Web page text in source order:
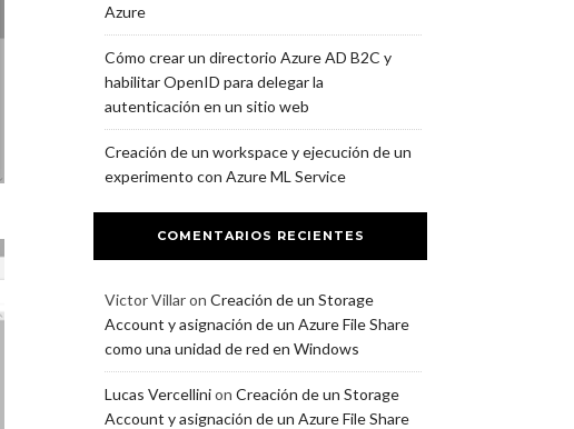
Azure
Cómo crear un directorio Azure AD B2C y
habilitar OpenID para delegar la
autenticación en un sitio web
Creación de un workspace y ejecución de un
experimento con Azure ML Service
COMENTARIOS RECIENTES
Victor Villaron Creación de un Storage
Account y asignación de un Azure File Share
como una unidad de red en Windows
Lucas Vercellinion Creación de un Storage
Account y asignación de un Azure File Share